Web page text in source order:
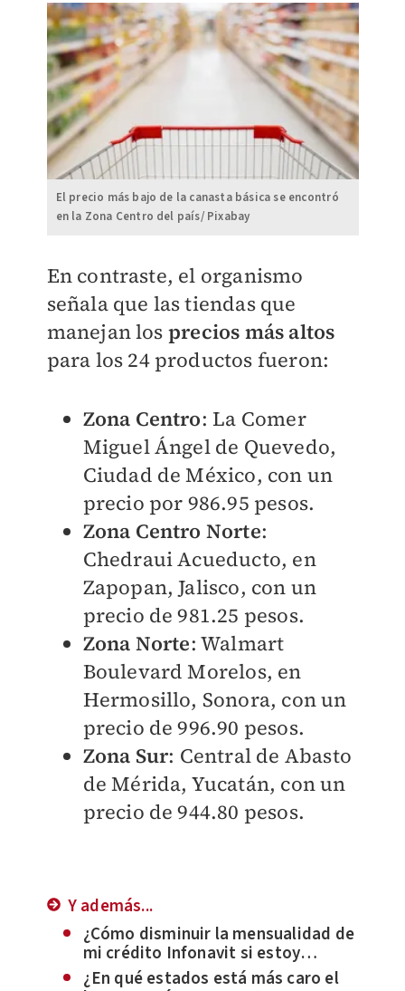
El precio más bajo de la canasta básica se encontró
en la Zona Centro del país/ Pixabay
En contraste, el organismo
señala que las tiendas que
manejan los precios más altos
para los 24 productos fueron:
Zona Centro: La Comer
Miguel Ángel de Quevedo,
Ciudad de México, con un
precio por 986.95 pesos.
Zona Centro Norte:
Chedraui Acueducto, en
Zapopan, Jalisco, con un
precio de 981.25 pesos.
Zona Norte: Walmart
Boulevard Morelos, en
Hermosillo, Sonora, con un
precio de 996.90 pesos.
Zona Sur: Central de Abasto
de Mérida, Yucatán, con un
precio de 944.80 pesos.
Y además...
¿Cómo disminuir la mensualidad de
mi crédito Infonavit si estoy
pensionado?
¿En qué estados está más caro el